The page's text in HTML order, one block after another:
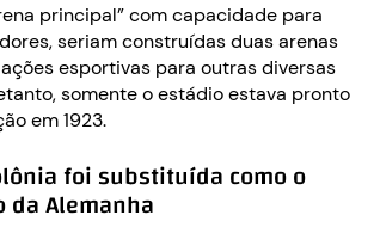
principal” com capacidade para
seriam construídas duas arenas
esportivas para outras diversas
somente o estádio estava pronto
em 1923.
foi substituída como o
Alemanha